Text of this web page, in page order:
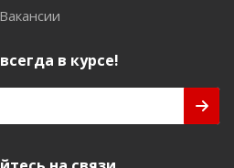
Вакансии
в курсе!